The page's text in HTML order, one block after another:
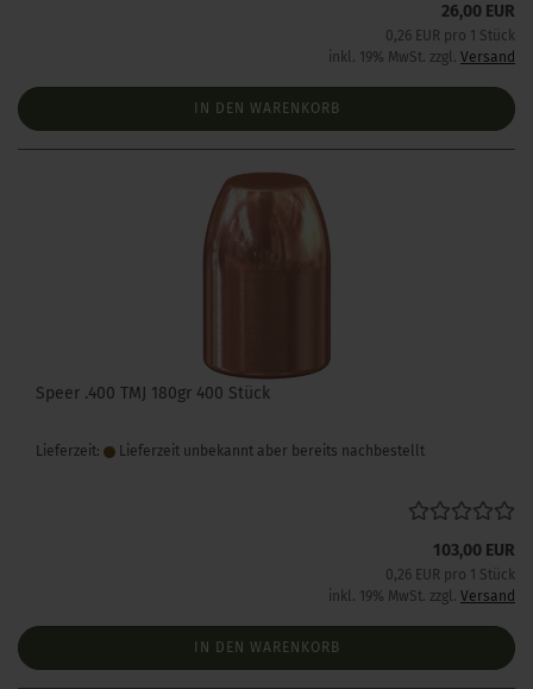
26,00 EUR
0,26 EUR pro 1 Stück
inkl. 19% MwSt. zzgl. Versand
IN DEN WARENKORB
Speer .400 TMJ 180gr 400 Stück
Lieferzeit: Lieferzeit unbekannt aber bereits nachbestellt
103,00 EUR
0,26 EUR pro 1 Stück
inkl. 19% MwSt. zzgl. Versand
IN DEN WARENKORB